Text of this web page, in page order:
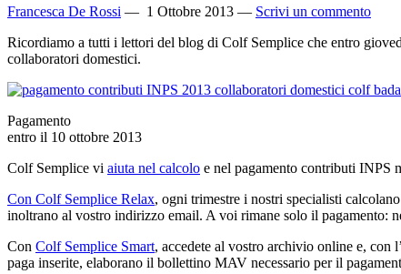
Francesca De Rossi — 1 Ottobre 2013 — Scrivi un commento
Ricordiamo a tutti i lettori del blog di Colf Semplice che entro
collaboratori domestici.
Pagamento
entro il 10 ottobre 2013
Colf Semplice vi aiuta nel calcolo e nel pagamento contributi INPS
Con Colf Semplice Relax, ogni trimestre i nostri specialisti
inoltrano al vostro indirizzo email. A voi rimane solo il pagamento:
Con Colf Semplice Smart, accedete al vostro archivio online e, con
paga inserite, elaborano il bollettino MAV necessario per il